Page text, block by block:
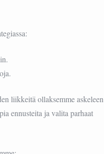
liikkeitä ollaksemme askeleen
ennusteita ja valita parhaat